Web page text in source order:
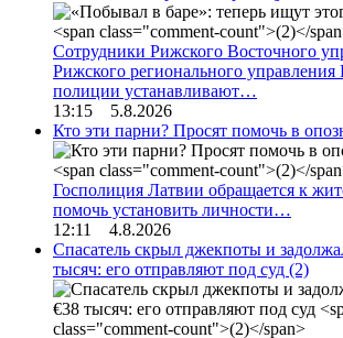
Сотрудники Рижского Восточного
Рижского регионального управления
полиции устанавливают…
13:15 5.8.2026
Кто эти парни? Просят помочь в
Госполиция Латвии обращается к
помочь установить личности…
12:11 4.8.2026
Спасатель скрыл джекпоты и
тысяч: его отправляют под суд (2)